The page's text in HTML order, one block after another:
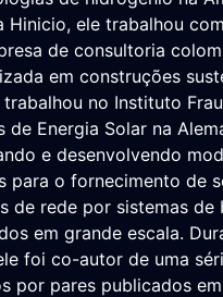
Hinicio, ele trabalhou
de consultoria
em construções
no Instituto
de Energia Solar na
e desenvolvendo
para o fornecimento de
de rede por sistemas de
em grande escala.
foi co-autor de uma
por pares publicados